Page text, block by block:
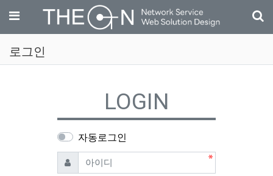
메뉴
로그인
LOGIN
자동로그인
아이디 필수